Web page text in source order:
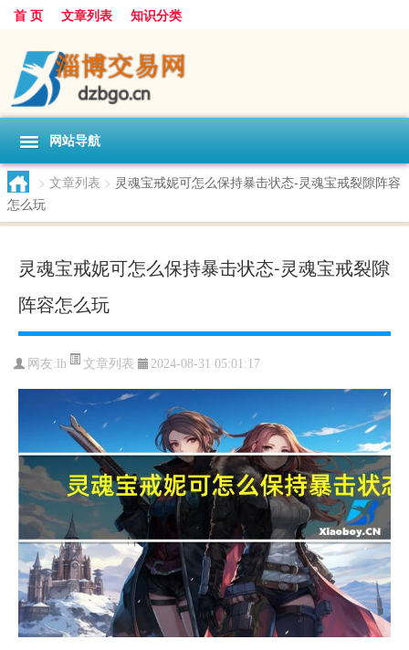
首 页 文章列表 知识分类
网站导航
> 文章列表 > 灵魂宝戒妮可怎么保持暴击状态-灵魂宝戒裂隙阵容
怎么玩
灵魂宝戒妮可怎么保持暴击状态-灵魂宝戒裂隙
阵容怎么玩
网友: lh 文章列表 2024-08-31 05:01:17